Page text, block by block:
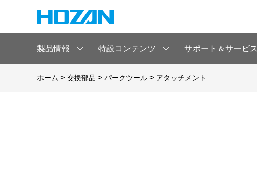
製品情報 特設コンテンツ サポート＆サービス
ホーム > 交換部品 > パークツール > アタッチメント